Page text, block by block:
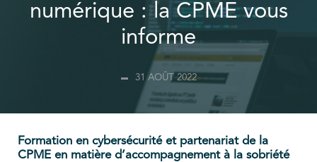
numérique : la CPME vous
informe
31 AOÛT 2022
Formation en cybersécurité et partenariat de la
CPME en matière d’accompagnement à la sobriété